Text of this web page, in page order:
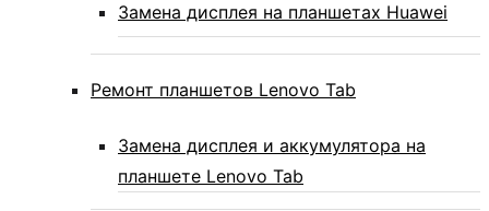
Замена дисплея на планшетах Huawei
Ремонт планшетов Lenovo Tab
Замена дисплея и аккумулятора на
планшете Lenovo Tab